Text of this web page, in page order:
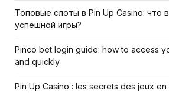
Топовые слоты в Pin Up Casino: что
успешной игры?
Pinco bet login guide: how to access
and quickly
Pin Up Casino : les secrets des jeux